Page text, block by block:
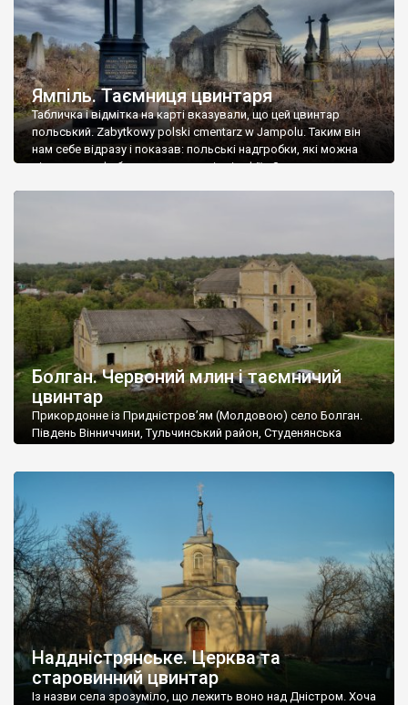
Ямпіль. Таємниця цвинтаря
Табличка і відмітка на карті вказували, що цей цвинтар
польський. Zabytkowy polski cmentarz w Jampolu. Таким він
нам себе відразу і показав: польські надгробки, які можна
віднести до фабричних, польські епітафії… Загалом цвинтар
Болган. Червоний млин і таємничий
цвинтар
Прикордонне із Придністров’ям (Молдовою) село Болган.
Південь Вінниччини, Тульчинський район, Студенянська
старовинний цвинтар із кам’яними хрестами. Всі епітафії, які
збереглися, написані кирилицею, церковнослов’янською
мовою. За всіма традиційними ознаками – цвинтар
український. Хрести датуються 19 століттям. У 1924-1940
роках Болган […]
Наддністрянське. Церква та
старовинний цвинтар
Із назви села зрозуміло, що лежить воно над Дністром. Хоча